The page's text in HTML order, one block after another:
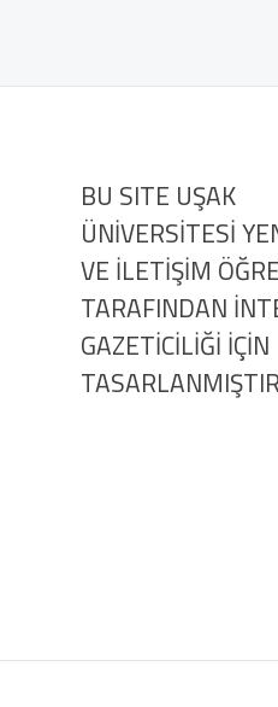
BU SITE UŞAK
ÜNİVERSİTESİ
VE İLETİŞİM
TARAFINDAN
GAZETİCİLİĞİ İÇİN